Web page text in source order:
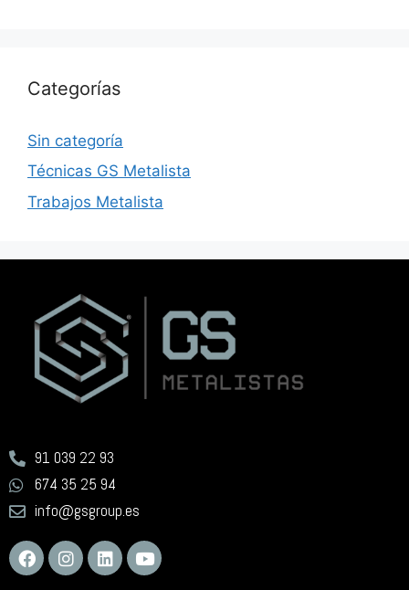
Categorías
Sin categoría
Técnicas GS Metalista
Trabajos Metalista
91 039 22 93
674 35 25 94
info@gsgroup.es